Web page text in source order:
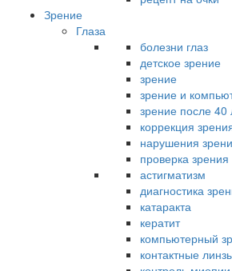
Зрение
Глаза
болезни глаз
детское зрение
зрение
зрение и
зрение после 40
коррекция
нарушения
проверка зрения
астигматизм
диагностика
катаракта
кератит
компьютерный
контактные